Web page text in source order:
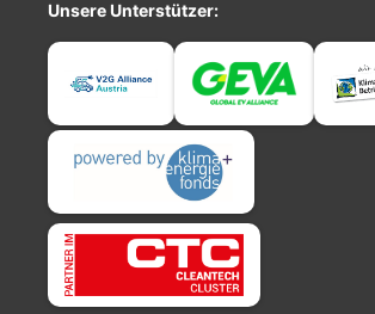
Unsere Unterstützer: